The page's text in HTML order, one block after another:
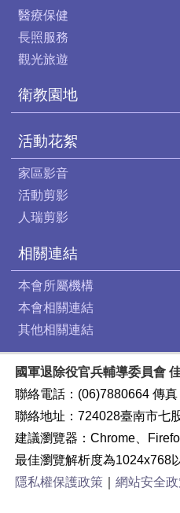
醫療保健
長照服務
觀光旅遊
衛教園地
活動花絮
家區影音
活動剪影
人瑞剪影
相關連結
本會所屬機構
本會相關連結
其他相關連結
國軍退除役官兵輔導委員會
聯絡電話：(06)7880664 傳
聯絡地址：724028臺南市七
建議瀏覽器：Chrome、
最佳瀏覽解析度為1024x768
隱私權保護政策｜ 網站安全